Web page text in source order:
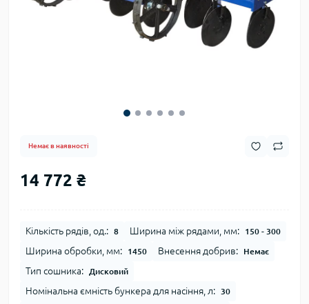
Немає в наявності
14 772 ₴
Кількість рядів, од.: 8 Ширина між рядами, мм: 150 - 300
Ширина обробки, мм: 1450 Внесення добрив: Немає
Тип сошника: Дисковий
Номінальна ємність бункера для насіння, л: 30